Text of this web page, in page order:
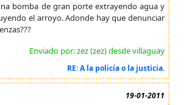
bomba de gran porte extrayendo agua y
el arroyo. Adonde hay que denunciar
Enviado por: zez (zez) desde villaguay
RE: A la policía o la justicia.
19-01-2011